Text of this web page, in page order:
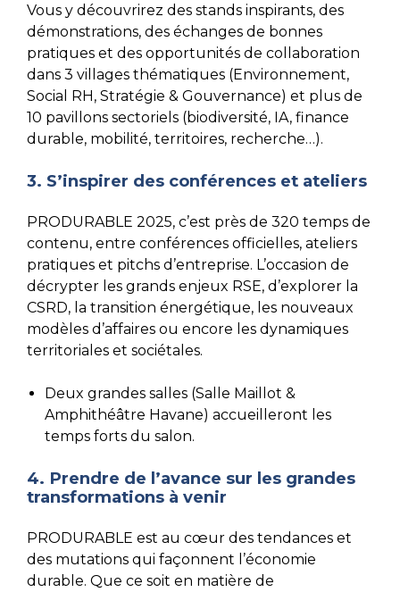
Vous y découvrirez des stands inspirants, des
démonstrations, des échanges de bonnes
pratiques et des opportunités de collaboration
dans 3 villages thématiques (Environnement,
Social RH, Stratégie & Gouvernance) et plus de
10 pavillons sectoriels (biodiversité, IA, finance
durable, mobilité, territoires, recherche…).
3. S’inspirer des conférences et ateliers
PRODURABLE 2025, c’est près de 320 temps de
contenu, entre conférences officielles, ateliers
pratiques et pitchs d’entreprise. L’occasion de
décrypter les grands enjeux RSE, d’explorer la
CSRD, la transition énergétique, les nouveaux
modèles d’affaires ou encore les dynamiques
territoriales et sociétales.
Deux grandes salles (Salle Maillot &
Amphithéâtre Havane) accueilleront les
temps forts du salon.
4. Prendre de l’avance sur les grandes
transformations à venir
PRODURABLE est au cœur des tendances et
des mutations qui façonnent l’économie
durable. Que ce soit en matière de